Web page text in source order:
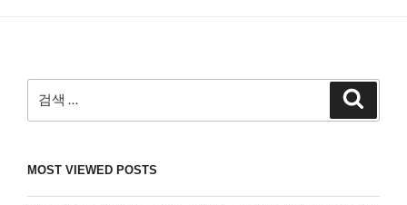
색:
MOST VIEWED POSTS